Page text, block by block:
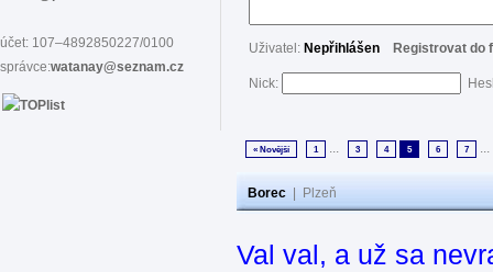
účet: 107–4892850227/0100
správce:watanay@seznam.cz
Uživatel: Nepřihlášen Registrovat do
Nick:
« Novější 1 ... 3 4 5 6 7 ...
Borec Plzeň
Val val, a už sa